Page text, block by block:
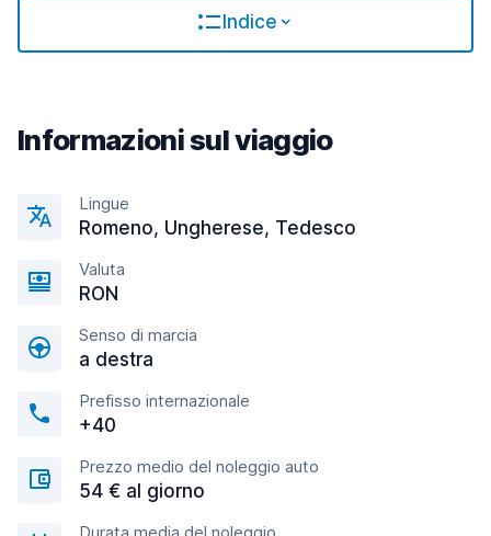
Indice
Informazioni sul viaggio
Lingue
Romeno, Ungherese, Tedesco
Valuta
RON
Senso di marcia
a destra
Prefisso internazionale
+40
Prezzo medio del noleggio auto
54 € al giorno